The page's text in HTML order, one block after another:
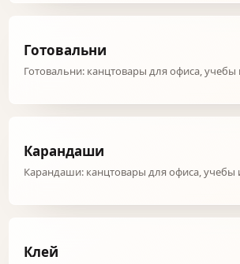
Готовальни
Готовальни: канцтовары для офиса, учебы
Карандаши
Карандаши: канцтовары для офиса, учебы
Клей